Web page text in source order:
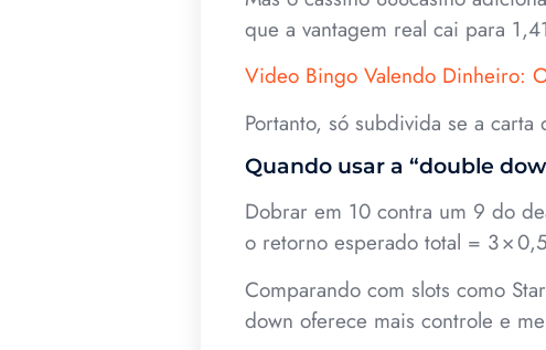
que a vantagem real cai para
Video Bingo Valendo Dinheiro:
Portanto, só subdivida se a
Quando usar a “double
Dobrar em 10 contra um 9 do
o retorno esperado total = 3 ×
Comparando com slots como
down oferece mais controle e